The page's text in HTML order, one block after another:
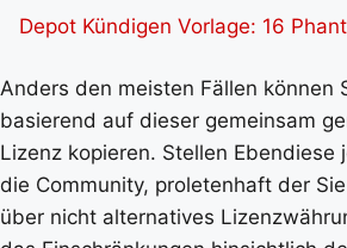
Depot Kündigen Vorlage: 16
Anders den meisten Fällen können
basierend auf dieser gemeinsam
Lizenz kopieren. Stellen Ebendiese
die Community, proletenhaft der
über nicht alternatives